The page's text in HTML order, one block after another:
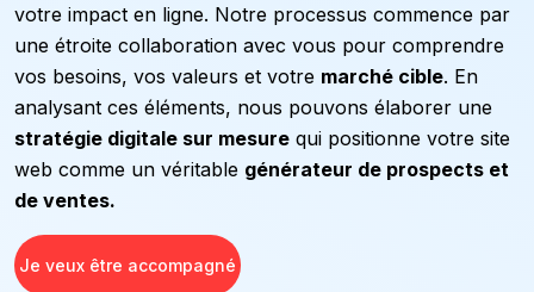
votre impact en ligne. Notre processus commence par
une étroite collaboration avec vous pour comprendre
vos besoins, vos valeurs et votre marché cible. En
analysant ces éléments, nous pouvons élaborer une
stratégie digitale sur mesure qui positionne votre site
web comme un véritable générateur de prospects et
de ventes.
Je veux être accompagné